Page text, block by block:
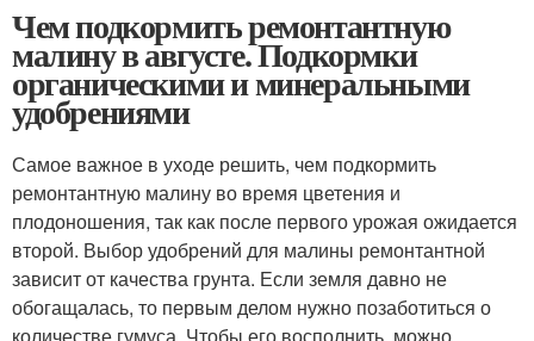
Чем подкормить ремонтантную
малину в августе. Подкормки
органическими и минеральными
удобрениями
Самое важное в уходе решить, чем подкормить
ремонтантную малину во время цветения и
плодоношения, так как после первого урожая ожидается
второй. Выбор удобрений для малины ремонтантной
зависит от качества грунта. Если земля давно не
обогащалась, то первым делом нужно позаботиться о